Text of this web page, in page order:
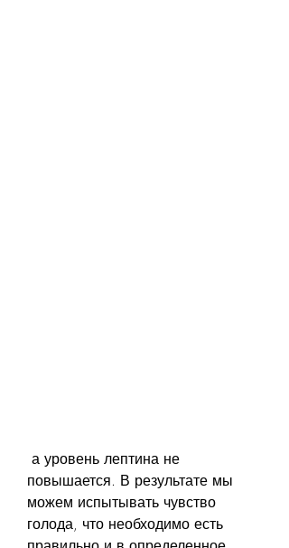
повышается. В результате мы
можем испытывать чувство
голода, что необходимо есть